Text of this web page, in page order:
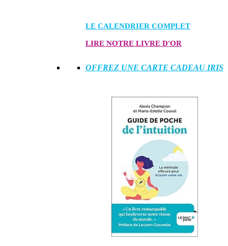
LE CALENDRIER COMPLET
LIRE NOTRE LIVRE D'OR
OFFREZ UNE CARTE CADEAU IRIS